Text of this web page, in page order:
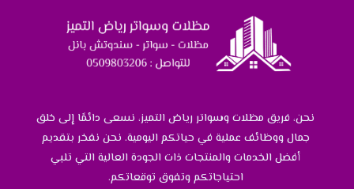
نحن، فريق مظلات وسواتر رياض التميز، نسعى دائمًا إلى خلق
جمال ووظائف عملية في حياتكم اليومية. نحن نفخر بتقديم
أفضل الخدمات والمنتجات ذات الجودة العالية التي تلبي
احتياجاتكم وتفوق توقعاتكم.